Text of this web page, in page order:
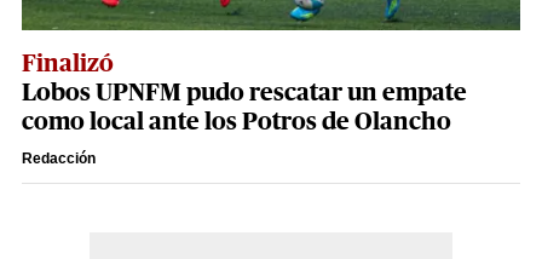
Finalizó
Lobos UPNFM pudo rescatar un empate
como local ante los Potros de Olancho
Redacción